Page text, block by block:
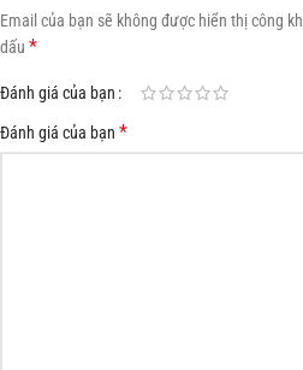
Email của bạn sẽ không được hiển thị công
dấu *
Đánh giá của bạn
Đánh giá của bạn *